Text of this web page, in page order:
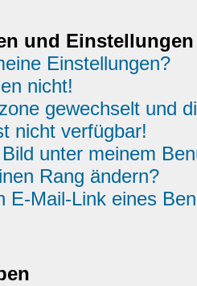
und Einstellungen
Einstellungen?
nicht!
gewechselt und
nicht verfügbar!
unter meinem
Rang ändern?
E-Mail-Link eines